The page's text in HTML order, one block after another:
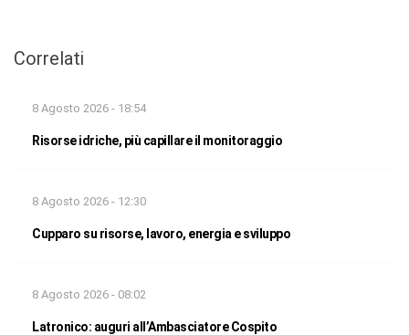
Correlati
8 Agosto 2026 - 18:54
Risorse idriche, più capillare il monitoraggio
8 Agosto 2026 - 12:30
Cupparo su risorse, lavoro, energia e sviluppo
8 Agosto 2026 - 08:02
Latronico: auguri all’Ambasciatore Cospito